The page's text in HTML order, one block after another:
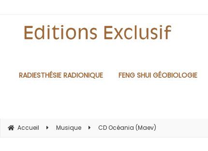
RADIESTHÉSIE RADIONIQUE FENG SHUI GÉOBIOLOGIE
Accueil Musique CD Océania (Maev)